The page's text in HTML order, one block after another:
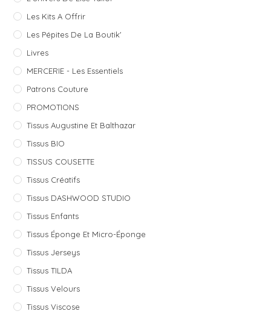
Les Kits A Offrir
Les Pépites De La Boutik'
Livres
MERCERIE - Les Essentiels
Patrons Couture
PROMOTIONS
Tissus Augustine Et Balthazar
Tissus BIO
TISSUS COUSETTE
Tissus Créatifs
Tissus DASHWOOD STUDIO
Tissus Enfants
Tissus Éponge Et Micro-Éponge
Tissus Jerseys
Tissus TILDA
Tissus Velours
Tissus Viscose